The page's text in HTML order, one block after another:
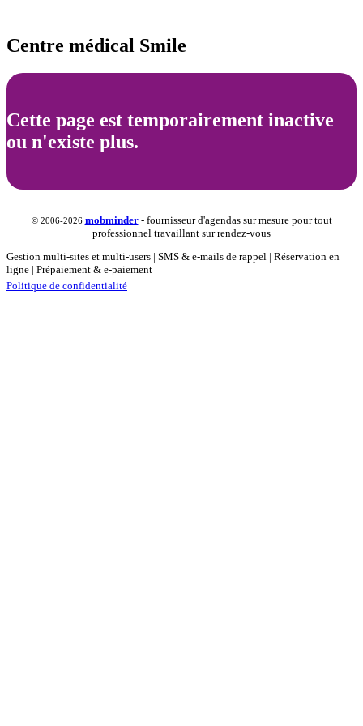
Centre médical Smile
Cette page est temporairement inactive
ou n'existe plus.
© 2006-2026 mobminder- fournisseur d'agendas sur mesure pour tout
professionnel travaillant sur rendez-vous
Gestion multi-sites et multi-users | SMS & e-mails de rappel | Réservation en
ligne | Prépaiement & e-paiement
Politique de confidentialité